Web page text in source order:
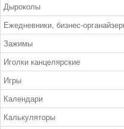
Дыроколы
Ежедневники, бизнес-
Зажимы
Иголки канцелярские
Игры
Календари
Калькуляторы